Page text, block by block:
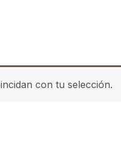
con tu selección.